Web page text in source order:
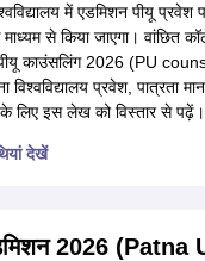
में एडमिशन पीयू प्रवेश
से किया जाएगा। वांछित
पीयू काउंसलिंग 2026 (PU
विश्वविद्यालय प्रवेश, पात्रता
लिए इस लेख को विस्तार से पढ़ें।
देखें
2026